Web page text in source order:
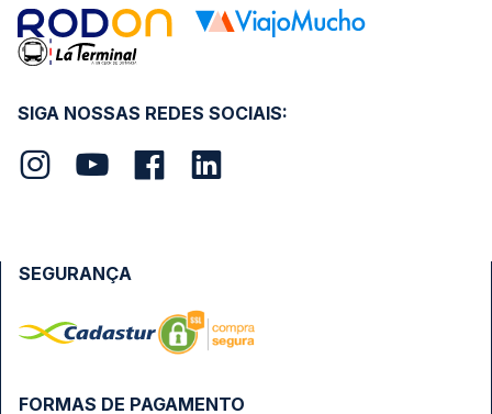
SIGA NOSSAS REDES SOCIAIS:
FORMAS DE PAGAMENTO
SEGURANÇA